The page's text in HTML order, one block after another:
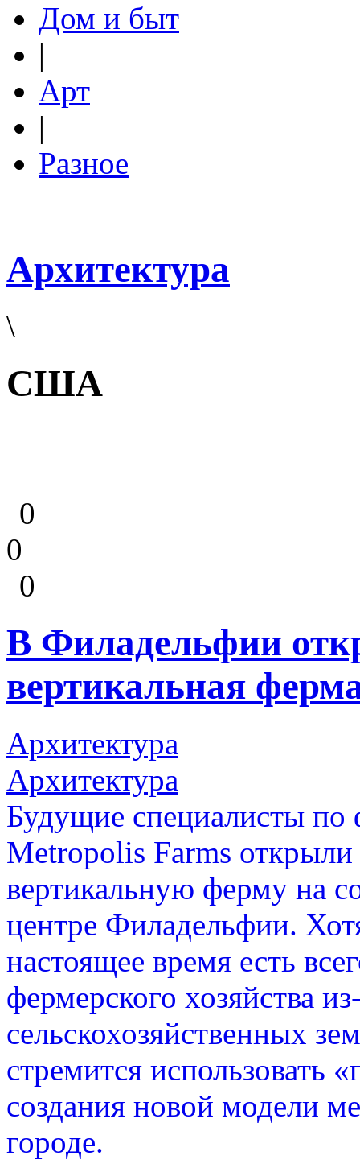
Дом и быт
|
Арт
|
Разное
Архитектура
\
США
0
0
0
В Филадельфии
вертикальная
Архитектура
Архитектура
Будущие специалисты по
Metropolis Farms
вертикальную ферму на
центре Филадельфии.
настоящее время есть
фермерского хозяйства
сельскохозяйственных
стремится использовать
создания новой модели
городе.